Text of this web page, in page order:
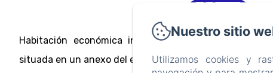
Habitación económica individual: dormitorio
situada en un anexo del edificio principal, cerca de la
Nuestro sitio
Utilizamos cookies y